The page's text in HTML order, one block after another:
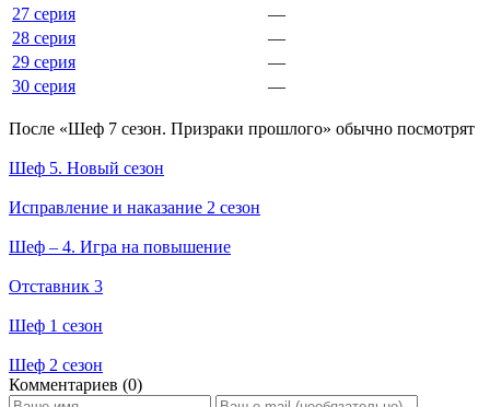
27 серия
—
28 серия
—
29 серия
—
30 серия
—
По­сле «Шеф 7 сезон. Призраки прошлого» обыч­но по­смот­рят
Шеф 5. Новый сезон
Исправление и наказание 2 сезон
Шеф – 4. Игра на повышение
Отставник 3
Шеф 1 сезон
Шеф 2 сезон
Ком­мен­та­ри­ев (0)